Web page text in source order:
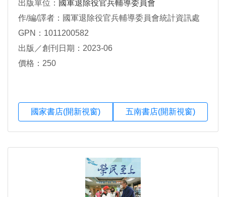
出版單位： 國軍退除役官兵輔導委員會
作/編/譯者：國軍退除役官兵輔導委員會統計資訊處
GPN：1011200582
出版／創刊日期：2023-06
價格：250
國家書店(開新視窗) 五南書店(開新視窗)